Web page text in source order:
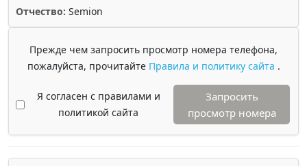
Отчество: Semion
Прежде чем запросить просмотр номера телефона,
пожалуйста, прочитайте Правила и политику сайта .
Я согласен с правилами и
политикой сайта
Запросить
просмотр номера